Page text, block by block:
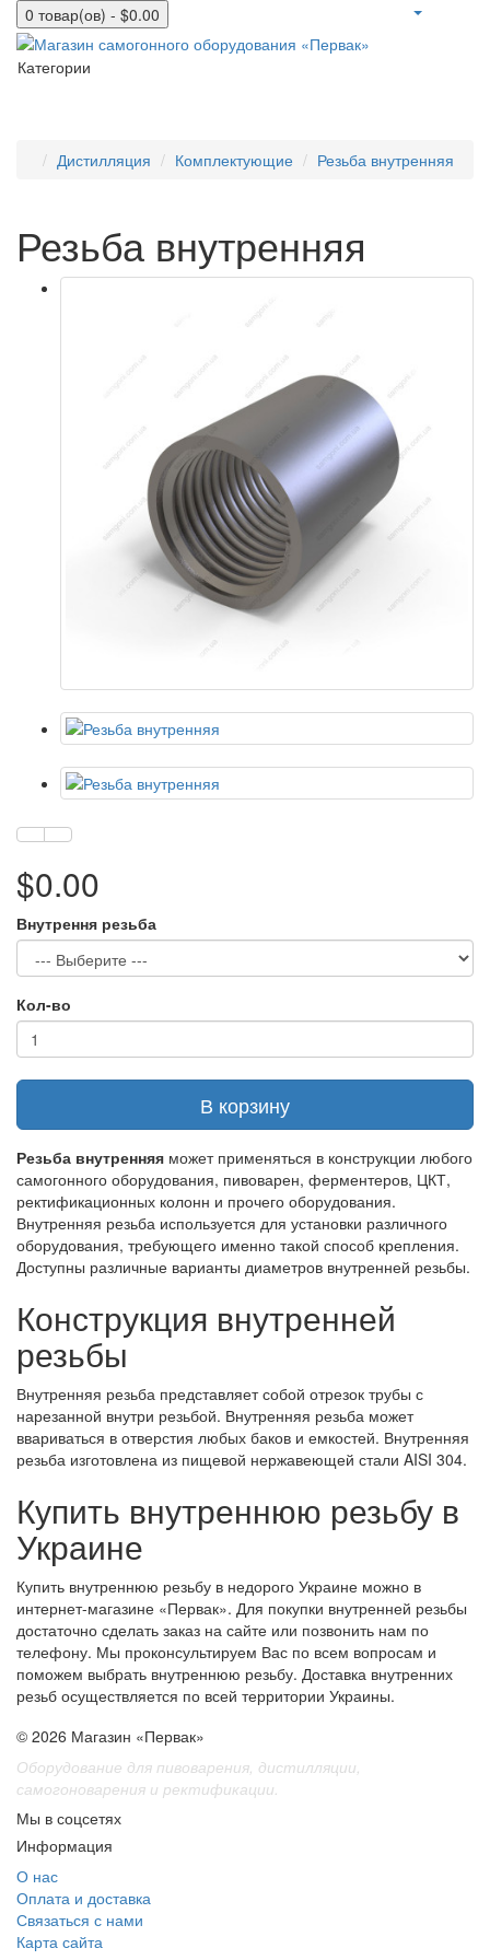
0 товар(ов) - $0.00
Категории
Дистилляция Комплектующие Резьба внутренняя
Резьба внутренняя
$0.00
Внутрення резьба
Кол-во
В корзину
Резьба внутренняя может применяться в конструкции любого
самогонного оборудования, пивоварен, ферментеров, ЦКТ,
ректификационных колонн и прочего оборудования.
Внутренняя резьба используется для установки различного
оборудования, требующего именно такой способ крепления.
Доступны различные варианты диаметров внутренней резьбы.
Конструкция внутренней
резьбы
Внутренняя резьба представляет собой отрезок трубы с
нарезанной внутри резьбой. Внутренняя резьба может
ввариваться в отверстия любых баков и емкостей. Внутренняя
резьба изготовлена из пищевой нержавеющей стали AISI 304.
Купить внутреннюю резьбу в
Украине
Купить внутреннюю резьбу в недорого Украине можно в
интернет-магазине «Первак». Для покупки внутренней резьбы
достаточно сделать заказ на сайте или позвонить нам по
телефону. Мы проконсультируем Вас по всем вопросам и
поможем выбрать внутреннюю резьбу. Доставка внутренних
резьб осуществляется по всей территории Украины.
© 2026 Магазин «Первак»
Оборудование для пивоварения, дистилляции,
самогоноварения и ректификации.
Мы в соцсетях
Информация
О нас
Оплата и доставка
Связаться с нами
Карта сайта